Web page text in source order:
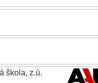
škola, z.ú.